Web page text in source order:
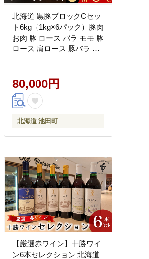
北海道 黒豚ブロックCセッ
ト6kg（1kg×6パック）豚肉
お肉 豚 ロース バラ モモ 豚
ロース 肩ロース 豚バラ 豚
80,000円
北海道 池田町
【厳選赤ワイン】十勝ワイ
ン6本セレクション 北海道